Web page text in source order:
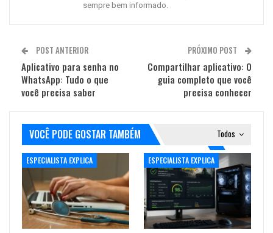
sempre bem informado.
POST ANTERIOR
Aplicativo para senha no
WhatsApp: Tudo o que
você precisa saber
PRÓXIMO POST
Compartilhar aplicativo: O
guia completo que você
precisa conhecer
Todos
VOCÊ PODE GOSTAR TAMBÉM
ESPECIALISTA EXPLICA ESPECIALISTA EXPLICA